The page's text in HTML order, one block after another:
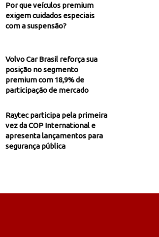
Por que veículos premium
exigem cuidados especiais
com a suspensão?
Volvo Car Brasil reforça sua
posição no segmento
premium com 18,9% de
participação de mercado
Raytec participa pela primeira
vez da COP International e
apresenta lançamentos para
segurança pública